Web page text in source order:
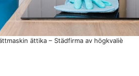
ättika – Städfirma av högkvaliè